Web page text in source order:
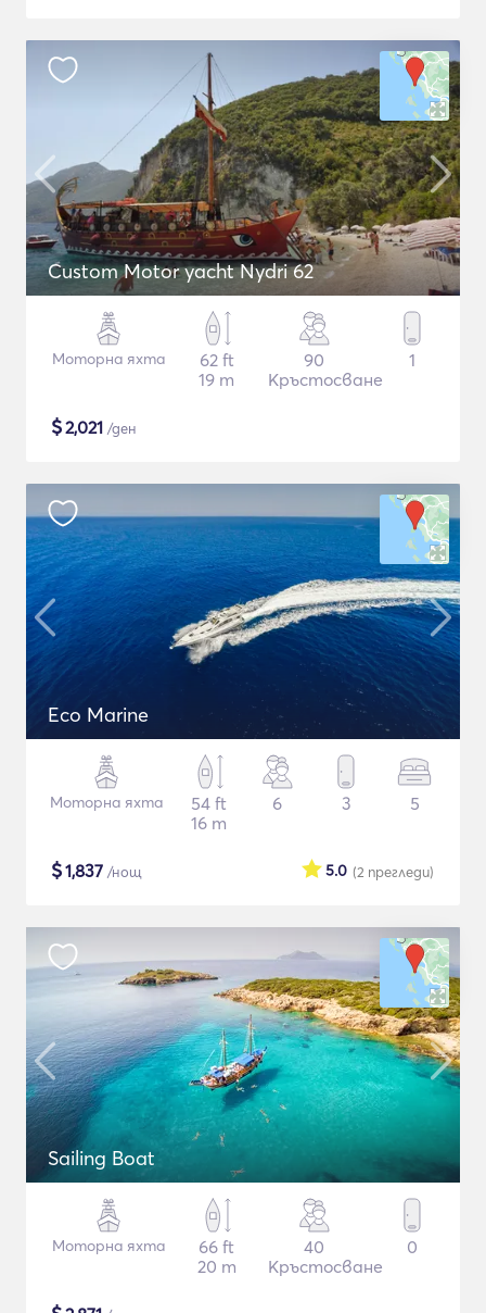
Custom Motor yacht Nydri 62
Моторна яхта
62 ft
19 m
90
Кръстосване
1
$2,021 /ден
Eco Marine
Моторна яхта
54 ft
16 m
6 3 5
$1,837 /нощ (2 прегледи)
5.0
Sailing Boat
Моторна яхта
66 ft
20 m
40
Кръстосване
0